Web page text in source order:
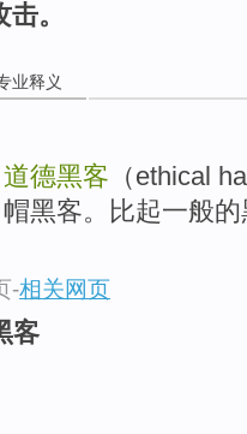
。
业释义
道德黑客 （ethical
黑客。比起一般
-相关网页
客